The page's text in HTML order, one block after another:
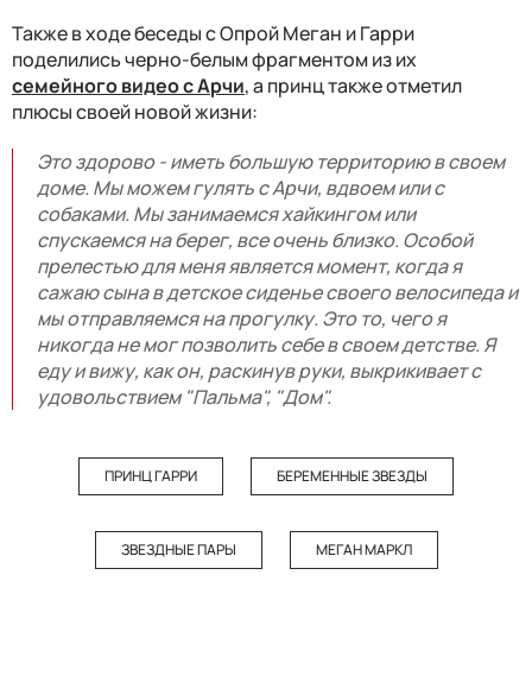
Также в ходе беседы с Опрой Меган и Гарри
поделились черно-белым фрагментом из их
семейного видео с Арчи, а принц также отметил
плюсы своей новой жизни:
Это здорово - иметь большую территорию в своем
доме. Мы можем гулять с Арчи, вдвоем или с
собаками. Мы занимаемся хайкингом или
спускаемся на берег, все очень близко. Особой
прелестью для меня является момент, когда я
сажаю сына в детское сиденье своего велосипеда и
мы отправляемся на прогулку. Это то, чего я
никогда не мог позволить себе в своем детстве. Я
еду и вижу, как он, раскинув руки, выкрикивает с
удовольствием "Пальма", "Дом".
ПРИНЦ ГАРРИ БЕРЕМЕННЫЕ ЗВЕЗДЫ
ЗВЕЗДНЫЕ ПАРЫ МЕГАН МАРКЛ